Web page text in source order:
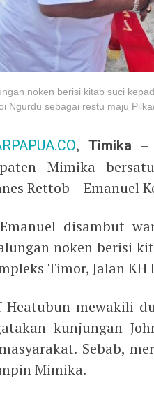
noken berisi kitab suci
Ngurdu sebagai restu maju
, Timika –
Mimika
Rettob – Emanuel
Emanuel disambut
noken berisi
Timor, Jalan
Heatubun mewakili
kunjungan
Sebab,
Mimika.